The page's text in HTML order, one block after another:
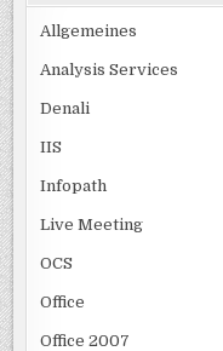
Allgemeines
Analysis Services
Denali
IIS
Infopath
Live Meeting
OCS
Office
Office 2007